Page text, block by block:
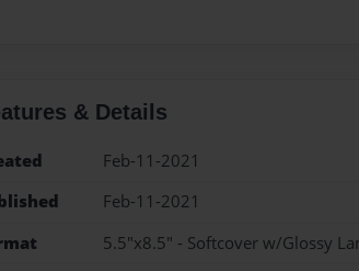
& Details
Feb-11-2021
Feb-11-2021
5.5"x8.5" - Softcover w/Glossy